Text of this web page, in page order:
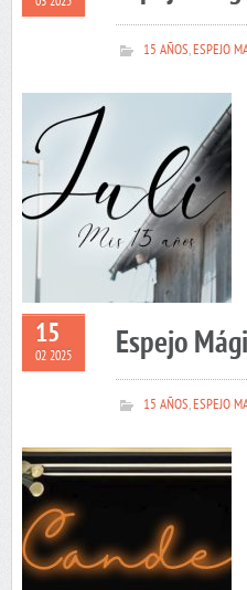
15 AÑOS,ESPEJO
15
02 2025 Espejo
15 AÑOS,ESPEJO